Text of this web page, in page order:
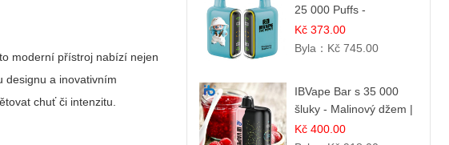
moderní přístroj nabízí nejen
designu a inovativním
chuť či intenzitu.
25 000 Puffs -
Ostružina & Borůvka |
Lesní ovocná směs
Kč 373.00
Byla： Kč 745.00
IBVape Bar s 35 000
šluky - Malinový džem |
Sladká ovocná příchuť
Kč 400.00